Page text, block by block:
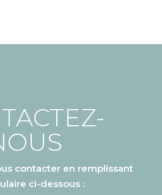
contacter en remplissant
ci-dessous :